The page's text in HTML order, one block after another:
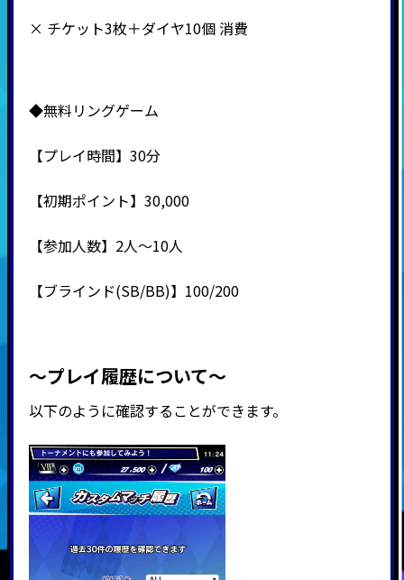
× チケット3枚＋ダイヤ10個 消費
◆無料リングゲーム
【プレイ時間】30分
【初期ポイント】30,000
【参加人数】2人～10人
【ブラインド(SB/BB)】100/200
～プレイ履歴について～
以下のように確認することができます。